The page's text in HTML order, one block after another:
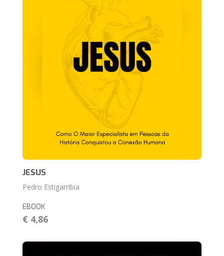
JESUS
Pedro Estigarribia
EBOOK
€ 4,86